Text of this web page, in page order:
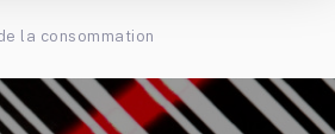
la consommation